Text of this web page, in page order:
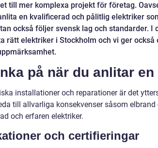
till mer komplexa projekt för företag.
en kvalificerad och pålitlig elektriker
också följer svensk lag och standarder. I
rätt elektriker i Stockholm och vi ger också
på när du anlitar
installationer och reparationer är det
till allvarliga konsekvenser såsom elbrand
och erfaren elektriker.
och certifieringar